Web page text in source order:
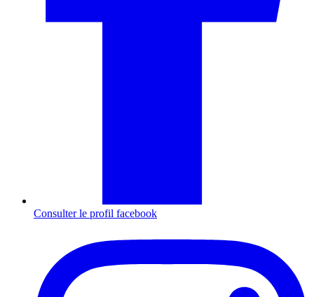
Consulter le profil facebook